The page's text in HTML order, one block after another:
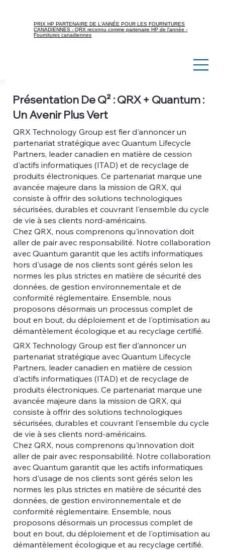
PRIX HP PARTENAIRE DE L'ANNÉE POUR LES FOURNITURES
CANADIENNES - QRX reconnu comme partenaire HP de l'année -
Fournitures canadiennes
Présentation De Q² : QRX + Quantum :
Un Avenir Plus Vert
QRX Technology Group est fier d'annoncer un
partenariat stratégique avec Quantum Lifecycle
Partners, leader canadien en matière de cession
d'actifs informatiques (ITAD) et de recyclage de
produits électroniques. Ce partenariat marque une
avancée majeure dans la mission de QRX, qui
consiste à offrir des solutions technologiques
sécurisées, durables et couvrant l'ensemble du cycle
de vie à ses clients nord-américains.
Chez QRX, nous comprenons qu'innovation doit
aller de pair avec responsabilité. Notre collaboration
avec Quantum garantit que les actifs informatiques
hors d'usage de nos clients sont gérés selon les
normes les plus strictes en matière de sécurité des
données, de gestion environnementale et de
conformité réglementaire. Ensemble, nous
proposons désormais un processus complet de
bout en bout, du déploiement et de l'optimisation au
démantèlement écologique et au recyclage certifié.
QRX Technology Group est fier d'annoncer un
partenariat stratégique avec Quantum Lifecycle
Partners, leader canadien en matière de cession
d'actifs informatiques (ITAD) et de recyclage de
produits électroniques. Ce partenariat marque une
avancée majeure dans la mission de QRX, qui
consiste à offrir des solutions technologiques
sécurisées, durables et couvrant l'ensemble du cycle
de vie à ses clients nord-américains.
Chez QRX, nous comprenons qu'innovation doit
aller de pair avec responsabilité. Notre collaboration
avec Quantum garantit que les actifs informatiques
hors d'usage de nos clients sont gérés selon les
normes les plus strictes en matière de sécurité des
données, de gestion environnementale et de
conformité réglementaire. Ensemble, nous
proposons désormais un processus complet de
bout en bout, du déploiement et de l'optimisation au
démantèlement écologique et au recyclage certifié.